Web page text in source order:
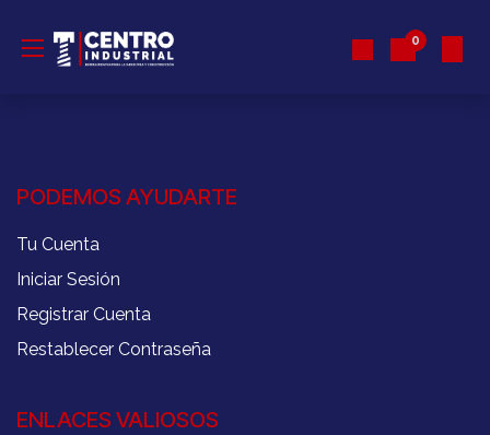
0
PODEMOS AYUDARTE
Tu Cuenta
Iniciar Sesión
Registrar Cuenta
Restablecer Contraseña
ENLACES VALIOSOS